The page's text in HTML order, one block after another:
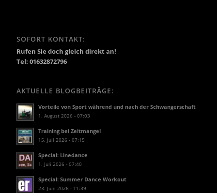
SOFORT KONTAKT:
Rufen Sie doch gleich direkt an!
Tel: 01632872796
AKTUELLE BLOGBEITRÄGE:
Vorteile von Sport während und nach der Schwangerschaft
1. August 2026 - 07:03
Training bei Zeitmangel
15. Juli 2026 - 07:15
Special: Linedance
1. Juli 2026 - 07:40
Special: Summer Dance Workout
23. Juni 2026 - 11:39